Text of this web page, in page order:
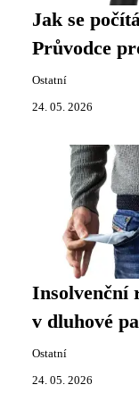
Jak se
Průvodce
Ostatní
24. 05. 2026
Insolvenční
v dluhové
Ostatní
24. 05. 2026